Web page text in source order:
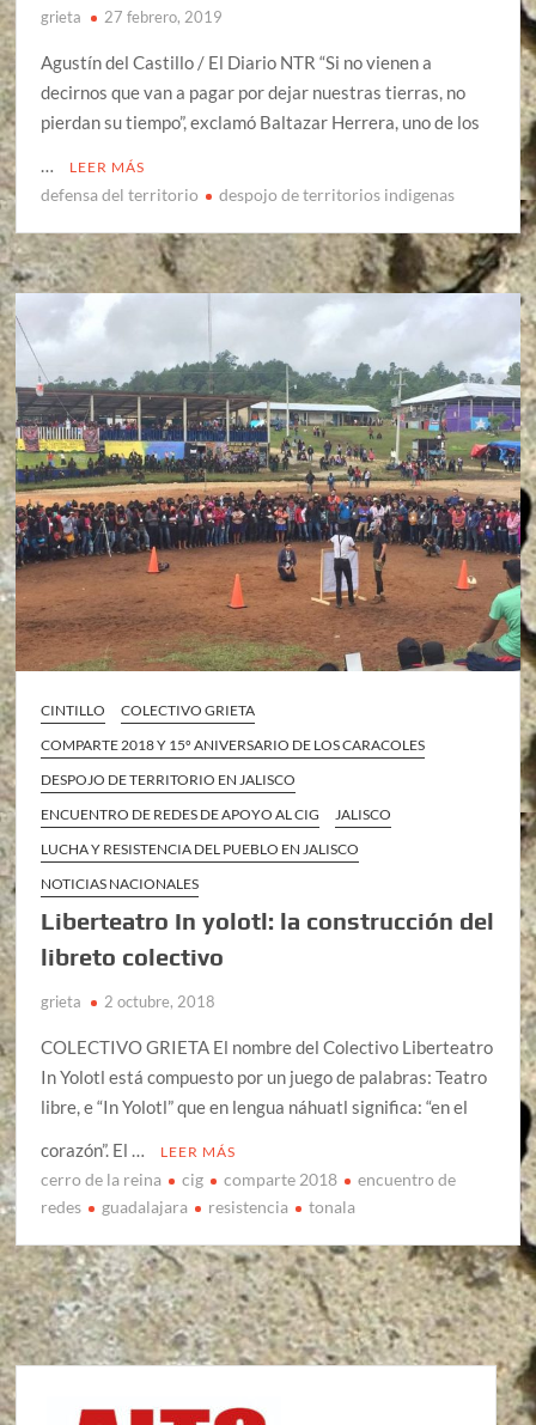
grieta 27 febrero, 2019
Agustín del Castillo / El Diario NTR “Si no vienen a
decirnos que van a pagar por dejar nuestras tierras, no
pierdan su tiempo”, exclamó Baltazar Herrera, uno de los
…
LEER MÁS
defensa del territorio despojo de territorios indigenas
CINTILLO
COLECTIVO GRIETA
COMPARTE 2018 Y 15º ANIVERSARIO DE LOS CARACOLES
DESPOJO DE TERRITORIO EN JALISCO
ENCUENTRO DE REDES DE APOYO AL CIG
JALISCO
LUCHA Y RESISTENCIA DEL PUEBLO EN JALISCO
NOTICIAS NACIONALES
Liberteatro In yolotl: la construcción del
libreto colectivo
grieta 2 octubre, 2018
COLECTIVO GRIETA El nombre del Colectivo Liberteatro
In Yolotl está compuesto por un juego de palabras: Teatro
libre, e “In Yolotl” que en lengua náhuatl significa: “en el
corazón”. El …
LEER MÁS
cerro de la reina cig comparte 2018
encuentro de
redes
guadalajara resistencia tonala